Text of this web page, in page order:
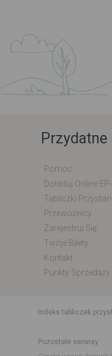
Przydatne
Pomoc
Tabliczki
Przewoźnicy
Zarejestruj Się
Twoje Bilety
Kontakt
Punkty Sprzedaży
indeks tabliczek
Pozostałe serwisy